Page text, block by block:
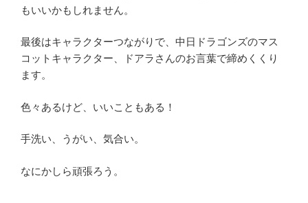
もいいかもしれません。
最後はキャラクターつながりで、中日ドラゴンズのマス
コットキャラクター、ドアラさんのお言葉で締めくくり
ます。
色々あるけど、いいこともある！
手洗い、うがい、気合い。
なにかしら頑張ろう。